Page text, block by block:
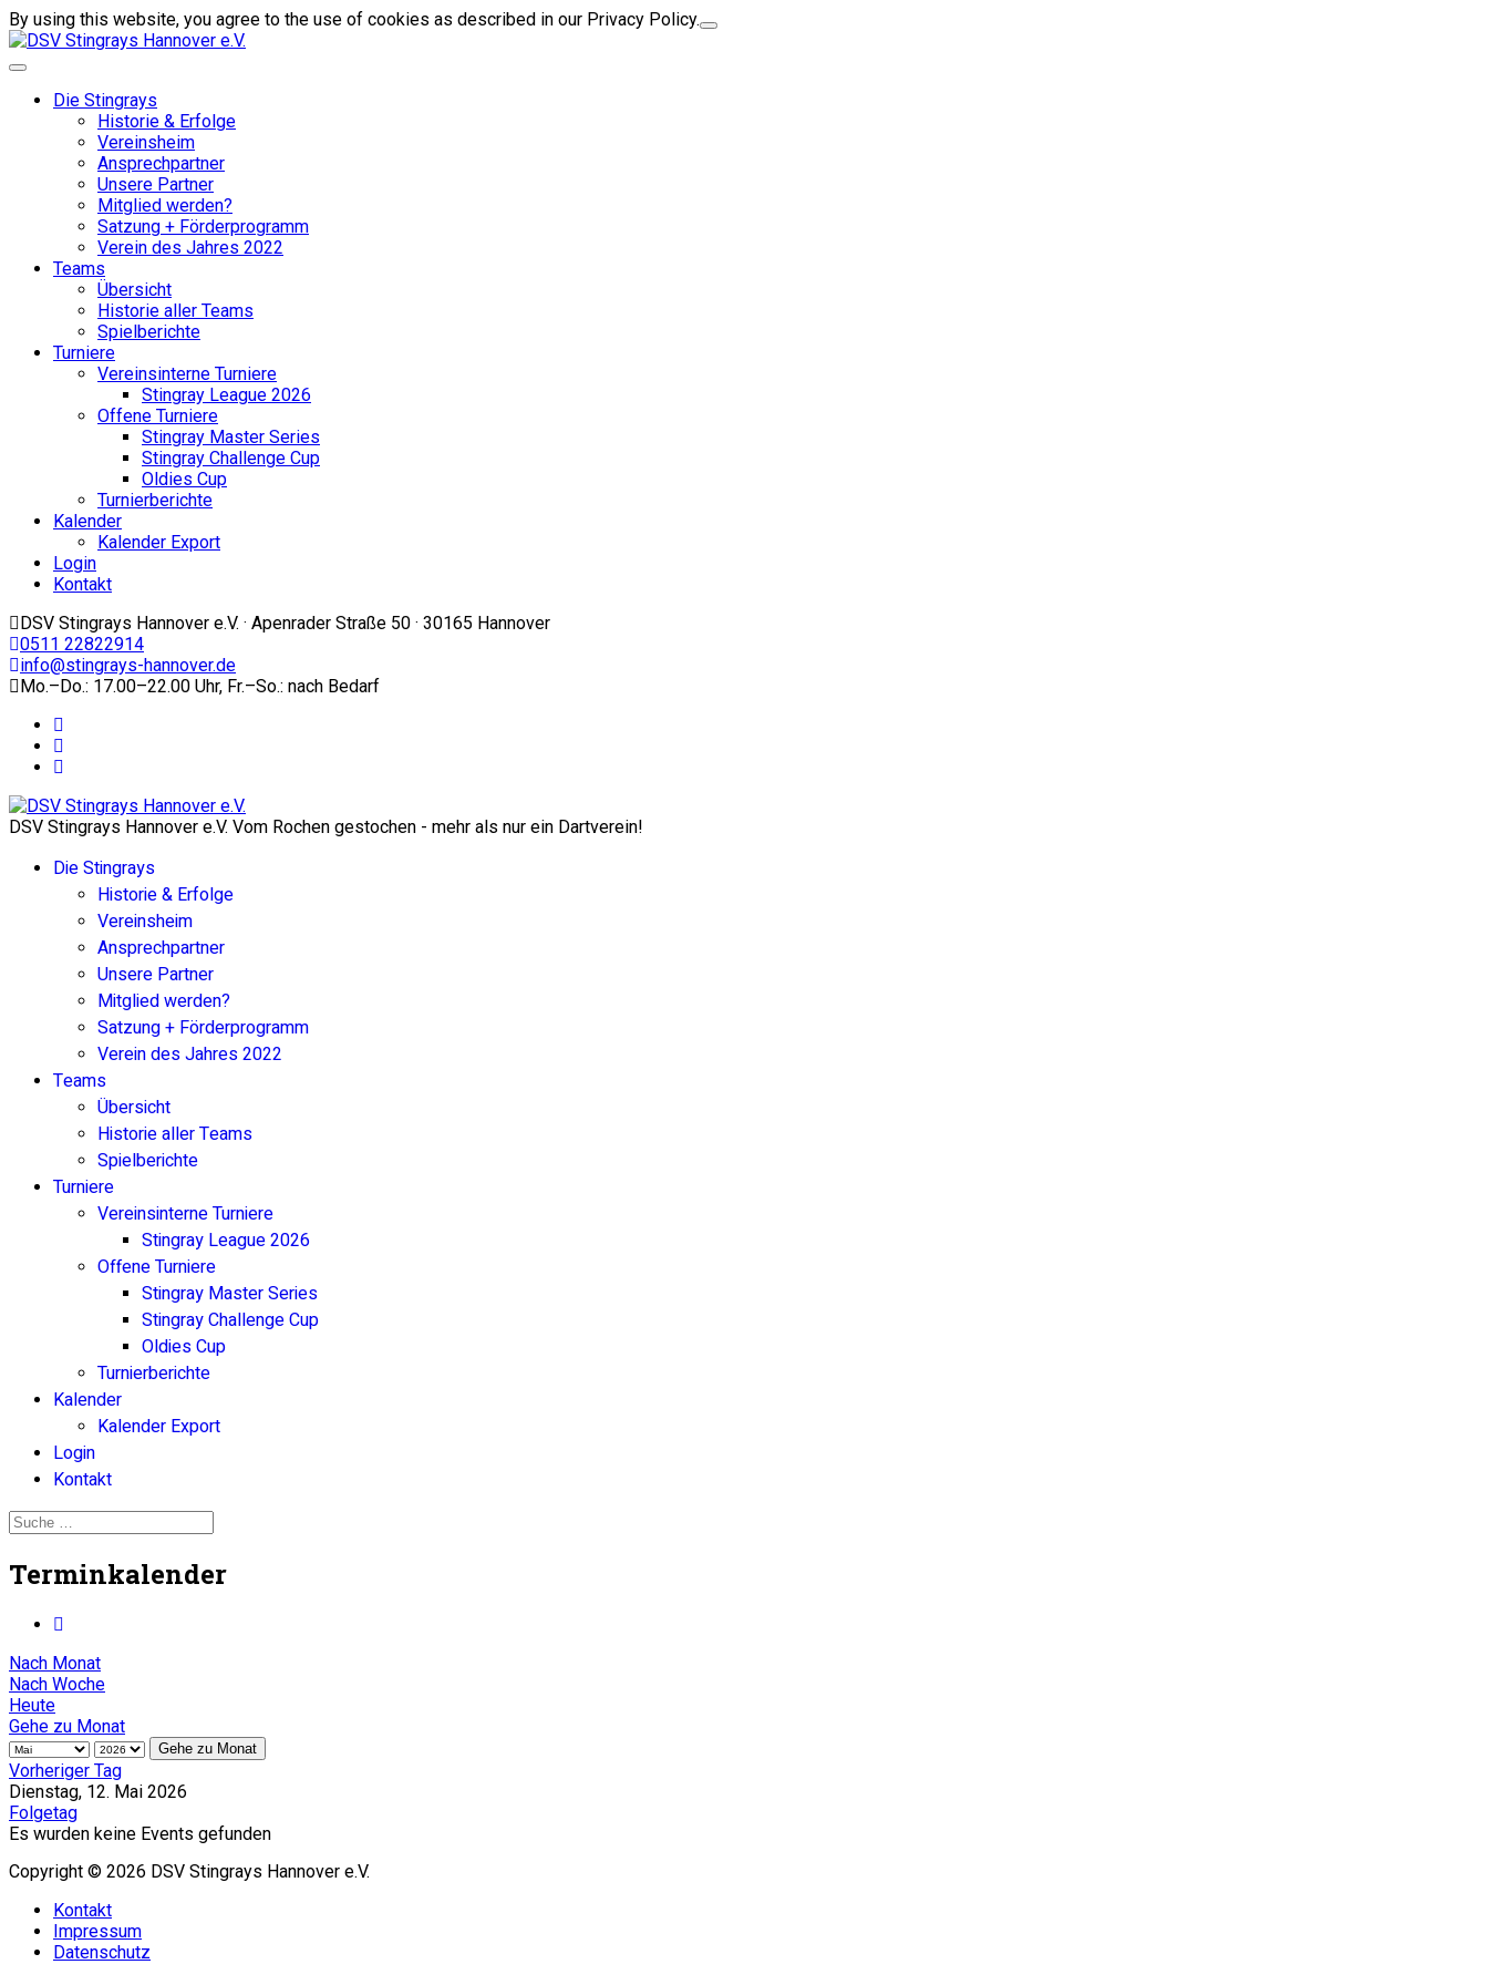
By using this website, you agree to the use of cookies as described in our Privacy Policy.
Die Stingrays
Historie & Erfolge
Vereinsheim
Ansprechpartner
Unsere Partner
Mitglied werden?
Satzung + Förderprogramm
Verein des Jahres 2022
Teams
Übersicht
Historie aller Teams
Spielberichte
Turniere
Vereinsinterne Turniere
Stingray League 2026
Offene Turniere
Stingray Master Series
Stingray Challenge Cup
Oldies Cup
Turnierberichte
Kalender
Kalender Export
Login
Kontakt
DSV Stingrays Hannover e.V. · Apenrader Straße 50 · 30165 Hannover
0511 22822914
info@stingrays-hannover.de
Mo.–Do.: 17.00–22.00 Uhr, Fr.–So.: nach Bedarf
DSV Stingrays Hannover e.V. Vom Rochen gestochen - mehr als nur ein Dartverein!
Die Stingrays
Historie & Erfolge
Vereinsheim
Ansprechpartner
Unsere Partner
Mitglied werden?
Satzung + Förderprogramm
Verein des Jahres 2022
Teams
Übersicht
Historie aller Teams
Spielberichte
Turniere
Vereinsinterne Turniere
Stingray League 2026
Offene Turniere
Stingray Master Series
Stingray Challenge Cup
Oldies Cup
Turnierberichte
Kalender
Kalender Export
Login
Kontakt
Terminkalender
Nach Monat
Nach Woche
Heute
Gehe zu Monat
Gehe zu Monat
Vorheriger Tag
Dienstag, 12. Mai 2026
Folgetag
Es wurden keine Events gefunden
Copyright © 2026 DSV Stingrays Hannover e.V.
Kontakt
Impressum
Datenschutz